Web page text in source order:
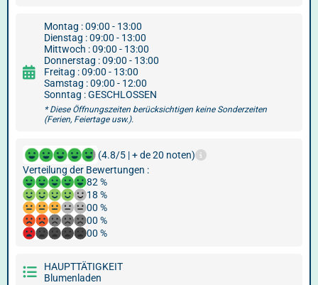
Montag : 09:00 - 13:00
Dienstag : 09:00 - 13:00
Mittwoch : 09:00 - 13:00
Donnerstag : 09:00 - 13:00
Freitag : 09:00 - 13:00
Samstag : 09:00 - 12:00
Sonntag : GESCHLOSSEN
* Diese Öffnungszeiten berücksichtigen keine Sonderzeiten
(Ferien, Feiertage usw.).
(4.8/5 | + de 20 noten)
Verteilung der Bewertungen :
82 %
18 %
00 %
00 %
00 %
HAUPTTÄTIGKEIT
Blumenladen